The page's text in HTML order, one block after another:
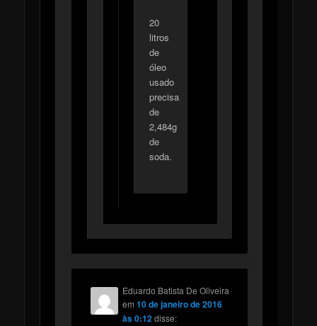
20
litros
de
óleo
usado
precisa
de
2,484g
de
soda.
Eduardo Batista De Oliveira
em 10 de janeiro de 2016
às 0:12 disse: